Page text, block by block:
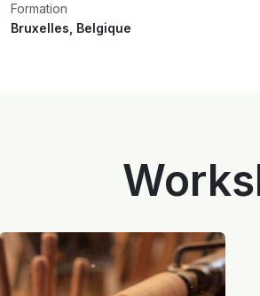
Formation
Bruxelles Belgique